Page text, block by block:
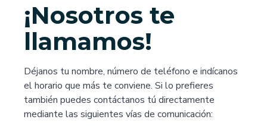
¡Nosotros te
llamamos!
Déjanos tu nombre, número de teléfono e indícanos
el horario que más te conviene. Si lo prefieres
también puedes contáctanos tú directamente
mediante las siguientes vías de comunicación: